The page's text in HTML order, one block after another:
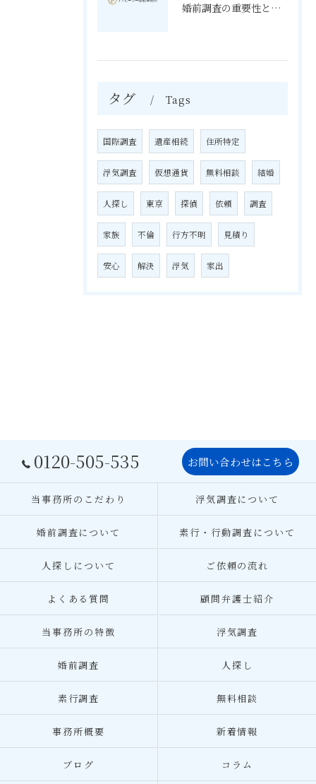
婚前調査の重要性と進め方
タグ Tags
国際調査 遺産相続 住所特定
浮気調査 仮想通貨 無料相談 結婚
人探し 東京 探偵 依頼 調査
家族 不倫 行方不明 見積り
安心 解決 浮気 家出
0120-505-535 お問い合わせはこちら
当事務所のこだわり 浮気調査について
婚前調査について 素行・行動調査について
人探しについて ご依頼の流れ
よくある質問 顧問弁護士紹介
当事務所の特徴 浮気調査
婚前調査 人探し
素行調査 無料相談
事務所概要 新着情報
ブログ コラム